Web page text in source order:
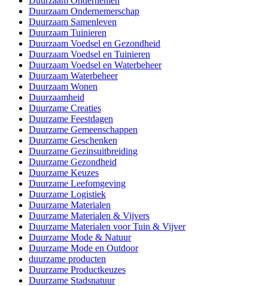
Duurzaam Ondernemerschap
Duurzaam Samenleven
Duurzaam Tuinieren
Duurzaam Voedsel en Gezondheid
Duurzaam Voedsel en Tuinieren
Duurzaam Voedsel en Waterbeheer
Duurzaam Waterbeheer
Duurzaam Wonen
Duurzaamheid
Duurzame Creaties
Duurzame Feestdagen
Duurzame Gemeenschappen
Duurzame Geschenken
Duurzame Gezinsuitbreiding
Duurzame Gezondheid
Duurzame Keuzes
Duurzame Leefomgeving
Duurzame Logistiek
Duurzame Materialen
Duurzame Materialen & Vijvers
Duurzame Materialen voor Tuin & Vijver
Duurzame Mode & Natuur
Duurzame Mode en Outdoor
duurzame producten
Duurzame Productkeuzes
Duurzame Stadsnatuur